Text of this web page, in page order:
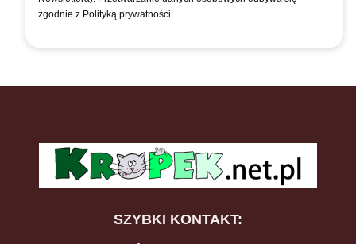
zgodnie z Polityką prywatności.
SZYBKI KONTAKT: